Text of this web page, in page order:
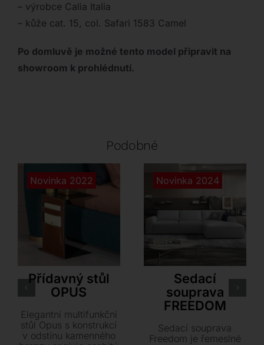
– výrobce Calia Italia
– kůže cat. 15, col. Safari 1583 Camel
Po domluvě je možné tento model připravit na
showroom k prohlédnutí.
Podobné
Novinka 2022
Tonin Casa
Přídavný stůl
OPUS
Elegantní multifunkční
stůl Opus s konstrukcí
v odstínu kamenného
Novinka 2024
Sedací
souprava
FREEDOM
Sedací souprava
Freedom je řemeslné